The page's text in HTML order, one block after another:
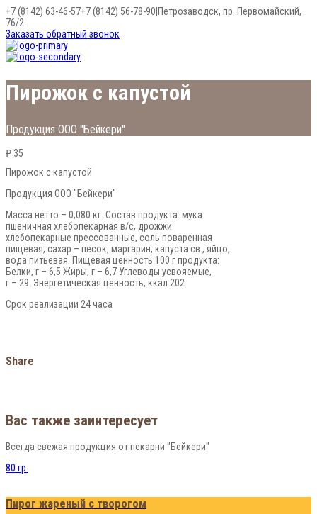
+7 (8142) 63-46-57+7 (8142) 56-78-90 Петрозаводск, пр. Первомайский,
76/2
Заказать обратный звонок
Пирожок с капустой
Продукция ООО "Бейкери"
₽ 35
Пирожок с капустой
Продукция ООО "Бейкери"
Масса нетто – 0,080 кг. Состав продукта: мука
пшеничная хлебопекарная в/с, дрожжи
хлебопекарные прессованные, соль поваренная
пищевая, сахар – песок, маргарин, капуста св., яйцо,
вода питьевая. Пищевая ценность 100 г продукта:
Белки, г – 6,5 Жиры, г – 6,7 Углеводы усвояемые,
г – 29. Энергетическая ценность, ккал 202.
Срок реализации 24 часа
Share
Вас также заинтересует
Всегда свежая продукция от пекарни "Бейкери"
80 гр.
Пирог жареный с творогом